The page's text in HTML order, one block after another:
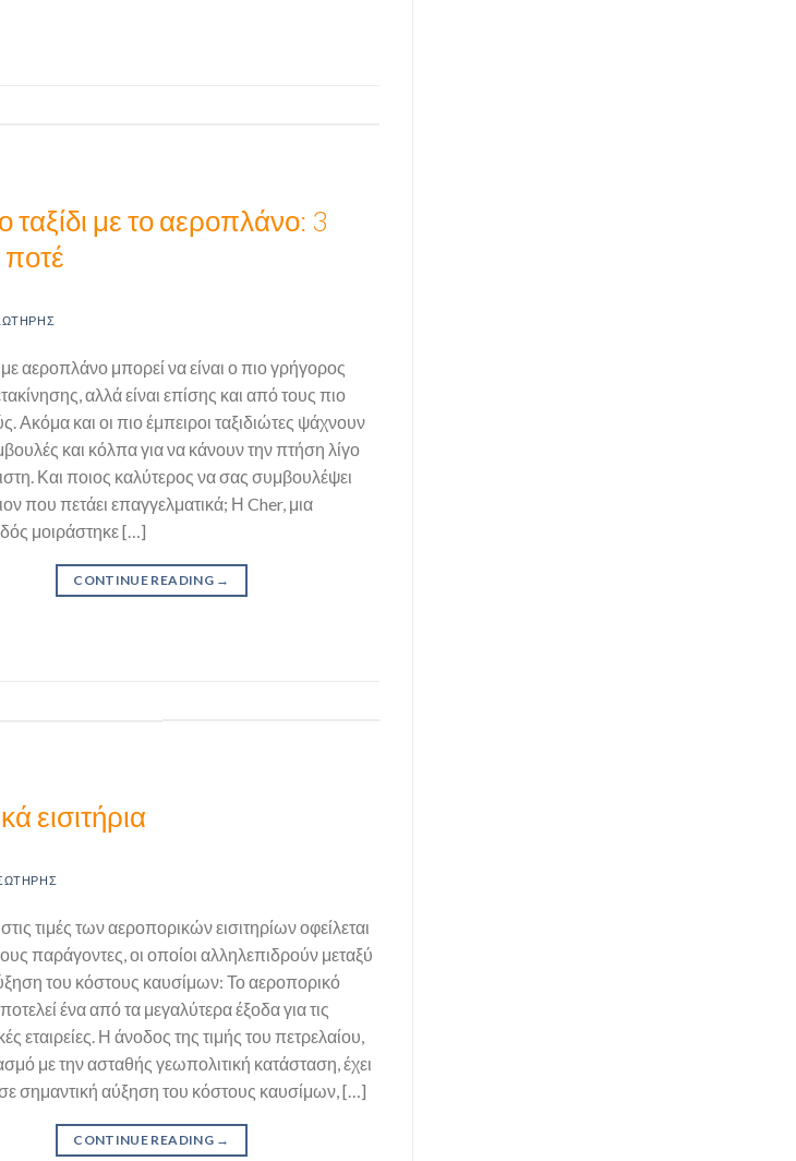
με το αεροπλάνο: 3
με αεροπλάνο μπορεί να είναι ο πιο γρήγορος
αλλά είναι επίσης και από τους πιο
Ακόμα και οι πιο έμπειροι ταξιδιώτες ψάχνουν
και κόλπα για να κάνουν την πτήση λίγο
Και ποιος καλύτερος να σας συμβουλέψει
που πετάει επαγγελματικά; Η Cher, μια
μοιράστηκε […]
CONTINUE READING →
εισιτήρια
τιμές των αεροπορικών εισιτηρίων οφείλεται
παράγοντες, οι οποίοι αλληλεπιδρούν μεταξύ
του κόστους καυσίμων: Το αεροπορικό
ένα από τα μεγαλύτερα έξοδα για τις
εταιρείες. Η άνοδος της τιμής του πετρελαίου,
με την ασταθής γεωπολιτική κατάσταση, έχει
σημαντική αύξηση του κόστους καυσίμων, […]
CONTINUE READING →